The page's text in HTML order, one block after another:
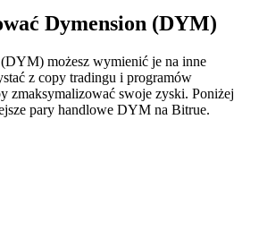
Dymension (DYM)
możesz wymienić je na inne
z copy tradingu i programów
zmaksymalizować swoje zyski. Poniżej
pary handlowe DYM na Bitrue.